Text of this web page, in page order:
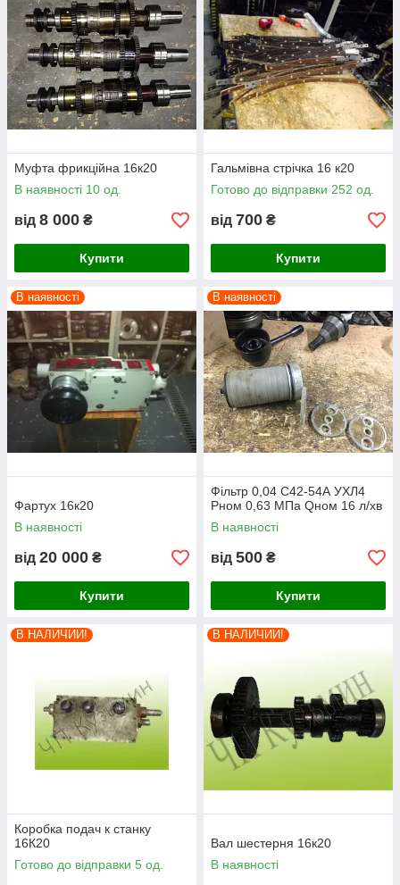
Муфта фрикційна 16к20
В наявності 10 од.
від 8 000 ₴
Купити
Гальмівна стрічка 16 к20
Готово до відправки 252 од.
від 700 ₴
Купити
В наявності
Фартух 16к20
В наявності
від 20 000 ₴
Купити
В наявності
Фільтр 0,04 С42-54А УХЛ4
Pном 0,63 МПа Qном 16 л/хв
В наявності
від 500 ₴
Купити
В НАЛИЧИИ!
Коробка подач к станку
16К20
Готово до відправки 5 од.
В НАЛИЧИИ!
Вал шестерня 16к20
В наявності